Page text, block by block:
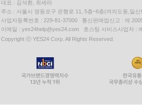
대표 : 김석환, 최세라
주소 : 서울시 영등포구 은행로 11, 5층~6층(여의도동,일신
사업자등록번호 : 229-81-37000 통신판매업신고 : 제
이메일 : yes24help@yes24.com 호스팅 서비스사업자 :
Copyright ⓒ YES24 Corp. All Rights Reserved.